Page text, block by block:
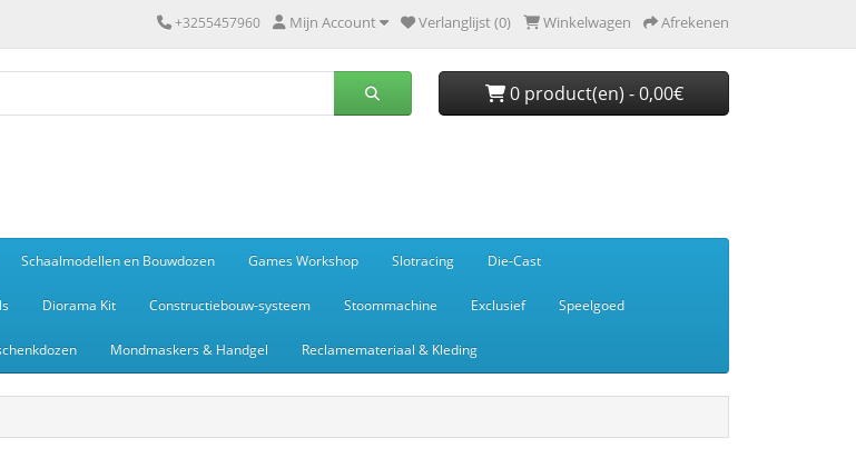
+3255457960 Mijn Account Verlanglijst (0) Winkelwagen Afrekenen
0 product(en) - 0,00€
Schaalmodellen en Bouwdozen Games Workshop Slotracing Die-Cast
Diorama Kit Constructiebouw-systeem Stoommachine Exclusief Speelgoed
Mondmaskers & Handgel Reclamemateriaal & Kleding